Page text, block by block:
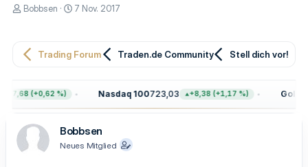
E
e
r
Bobbsen
E
e
a
m
7 Nov. 2017
Trading Forum Traden.de Community Stell dich vor!
(+0,62 %) Nasdaq 100723,03 +8,38 (+1,17 %) Gold
Bobbsen
Neues Mitglied